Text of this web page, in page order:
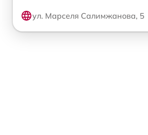
ул. Марселя Салимжанова, 5